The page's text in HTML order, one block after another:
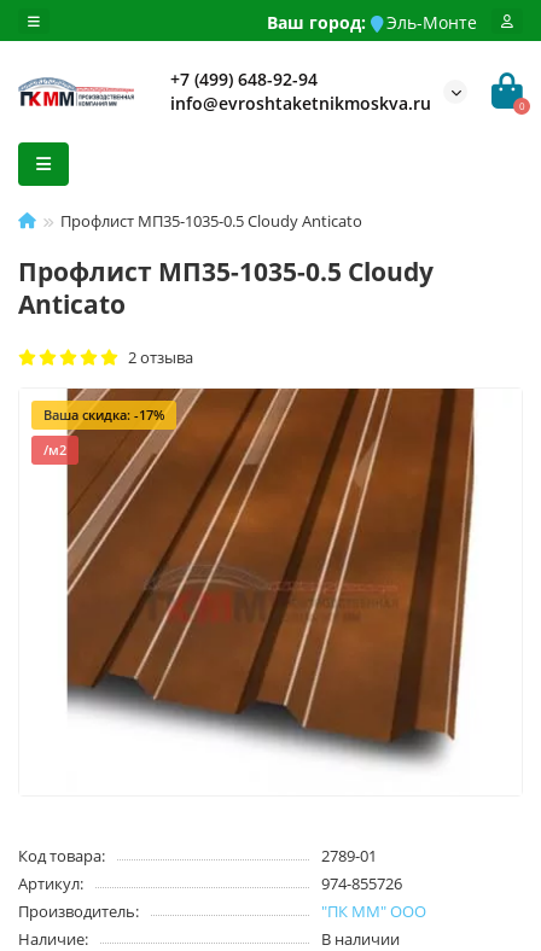
Ваш город: Эль-Монте
+7 (499) 648-92-94
info@evroshtaketnikmoskva.ru
0
Профлист МП35-1035-0.5 Cloudy Anticato
Профлист МП35-1035-0.5 Cloudy
Anticato
2 отзыва
Ваша скидка: -17%
/м2
Код товара:
2789-01
Артикул:
974-855726
Производитель:
"ПК ММ" ООО
Наличие:
В наличии